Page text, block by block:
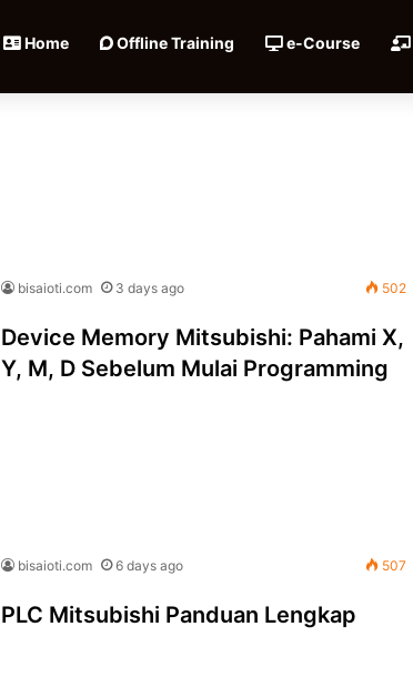
Home Offline Training e-Course
bisaioti.com 3 days ago 502
Device Memory Mitsubishi: Pahami X,
Y, M, D Sebelum Mulai Programming
bisaioti.com 6 days ago 507
PLC Mitsubishi Panduan Lengkap